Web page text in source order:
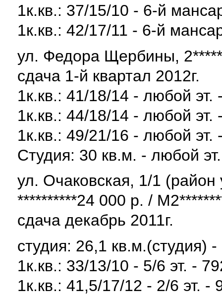
1к.кв.: 37/15/10 - 6-й
1к.кв.: 42/17/11 - 6-й
ул. Федора Щербины,
сдача 1-й квартал 2012г.
1к.кв.: 41/18/14 - любой эт.
1к.кв.: 44/18/14 - любой эт.
1к.кв.: 49/21/16 - любой эт.
Студия: 30 кв.м. - любой
ул. Очаковская, 1/1
**********24 000 р. /
сдача декабрь 2011г.
студия: 26,1 кв.м.(студия)
1к.кв.: 33/13/10 - 5/6 эт. -
1к.кв.: 41,5/17/12 - 2/6 эт. -